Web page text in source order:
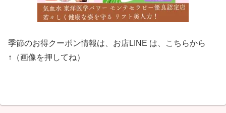
季節のお得クーポン情報は、お店LINE は、こちらから
↑（画像を押してね）